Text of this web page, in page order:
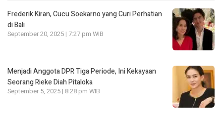
Frederik Kiran, Cucu Soekarno yang Curi Perhatian
di Bali
September 20, 2025 | 7:27 pm WIB
Menjadi Anggota DPR Tiga Periode, Ini Kekayaan
Seorang Rieke Diah Pitaloka
September 5, 2025 | 8:28 pm WIB